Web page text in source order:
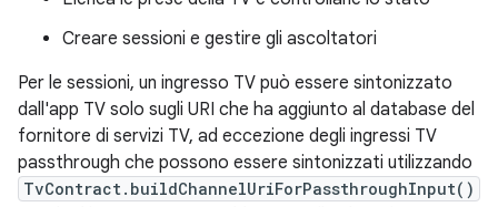
Creare sessioni e gestire gli ascoltatori
Per le sessioni, un ingresso TV può essere sintonizzato
dall'app TV solo sugli URI che ha aggiunto al database del
fornitore di servizi TV, ad eccezione degli ingressi TV
passthrough che possono essere sintonizzati utilizzando
TvContract.buildChannelUriForPassthroughInput()